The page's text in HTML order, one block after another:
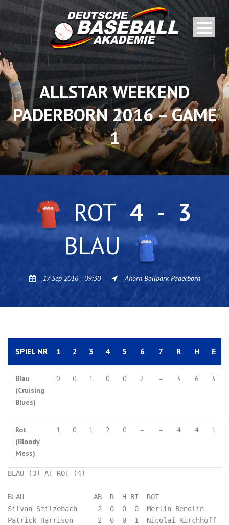
ALLSTAR WEEKEND
PADERBORN 2016 – GAME
1
ROT 4 - 3
BLAU
17 Sep 2016 - 09:30 Ahorn Ballpark Paderborn
SPIEL NR 1 2 3 4 5 6 7 R H E
Blau
(Cruising
Blues)
0 0 1 0 0 2 – 3 6 3
Rot
(Bloody
Mess)
1 0 1 2 0 – – 4 4 1
BLAU (3) AT ROT (4)
BLAU                 AB  R  H BI  ROT
Silvan Stilzebach     2  0  0  0  Merlin Bendlin
Patrick Harrison      2  0  0  1  Nicolai